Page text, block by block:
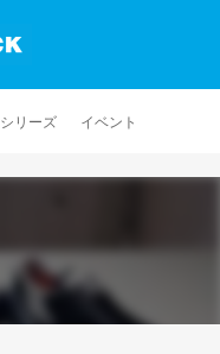
シリーズ イベント